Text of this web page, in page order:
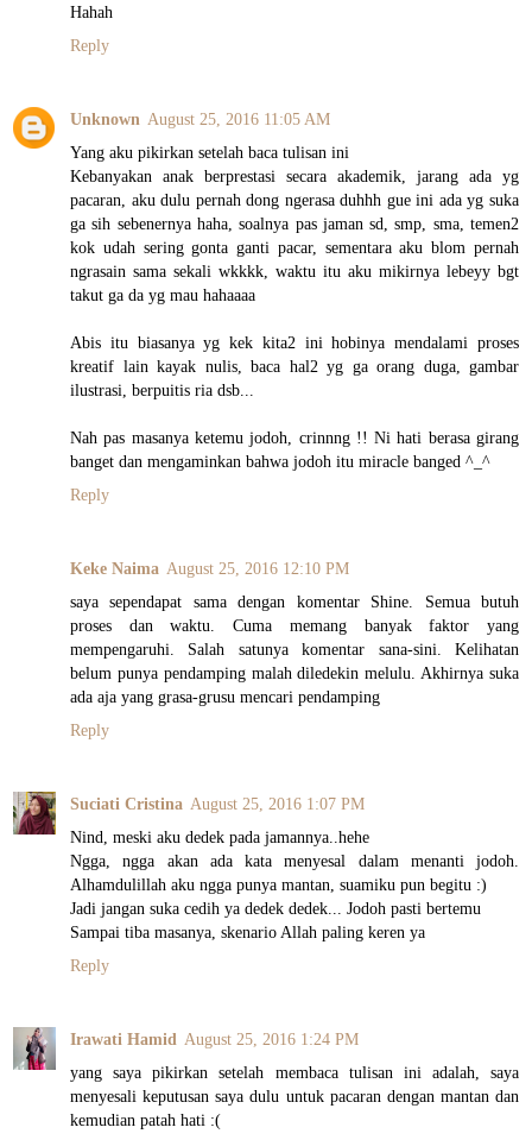
Hahah
Reply
Unknown August 25, 2016 11:05 AM
Yang aku pikirkan setelah baca tulisan ini
Kebanyakan anak berprestasi secara akademik, jarang ada yg
pacaran, aku dulu pernah dong ngerasa duhhh gue ini ada yg suka
ga sih sebenernya haha, soalnya pas jaman sd, smp, sma, temen2
kok udah sering gonta ganti pacar, sementara aku blom pernah
ngrasain sama sekali wkkkk, waktu itu aku mikirnya lebeyy bgt
takut ga da yg mau hahaaaa
Abis itu biasanya yg kek kita2 ini hobinya mendalami proses
kreatif lain kayak nulis, baca hal2 yg ga orang duga, gambar
ilustrasi, berpuitis ria dsb...
Nah pas masanya ketemu jodoh, crinnng !! Ni hati berasa girang
banget dan mengaminkan bahwa jodoh itu miracle banged ^_^
Reply
Keke Naima August 25, 2016 12:10 PM
saya sependapat sama dengan komentar Shine. Semua butuh
proses dan waktu. Cuma memang banyak faktor yang
mempengaruhi. Salah satunya komentar sana-sini. Kelihatan
belum punya pendamping malah diledekin melulu. Akhirnya suka
ada aja yang grasa-grusu mencari pendamping
Reply
Suciati Cristina August 25, 2016 1:07 PM
Nind, meski aku dedek pada jamannya..hehe
Ngga, ngga akan ada kata menyesal dalam menanti jodoh.
Alhamdulillah aku ngga punya mantan, suamiku pun begitu :)
Jadi jangan suka cedih ya dedek dedek... Jodoh pasti bertemu
Sampai tiba masanya, skenario Allah paling keren ya
Reply
Irawati Hamid August 25, 2016 1:24 PM
yang saya pikirkan setelah membaca tulisan ini adalah, saya
menyesali keputusan saya dulu untuk pacaran dengan mantan dan
kemudian patah hati :(